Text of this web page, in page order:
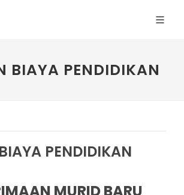
BIAYA PENDIDIKAN
PENDIDIKAN